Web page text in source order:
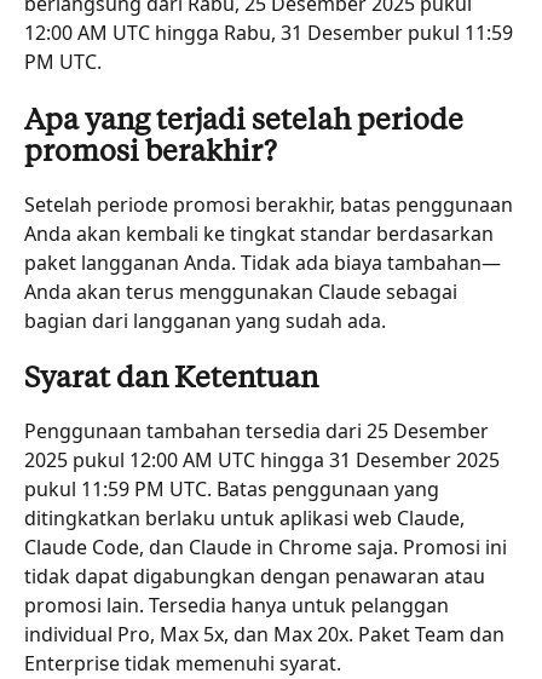
12:00 AM UTC hingga Rabu, 31 Desember pukul 11:59
PM UTC.
Apa yang terjadi setelah periode
promosi berakhir?
Setelah periode promosi berakhir, batas penggunaan
Anda akan kembali ke tingkat standar berdasarkan
paket langganan Anda. Tidak ada biaya tambahan—
Anda akan terus menggunakan Claude sebagai
bagian dari langganan yang sudah ada.
Syarat dan Ketentuan
Penggunaan tambahan tersedia dari 25 Desember
2025 pukul 12:00 AM UTC hingga 31 Desember 2025
pukul 11:59 PM UTC. Batas penggunaan yang
ditingkatkan berlaku untuk aplikasi web Claude,
Claude Code, dan Claude in Chrome saja. Promosi ini
tidak dapat digabungkan dengan penawaran atau
promosi lain. Tersedia hanya untuk pelanggan
individual Pro, Max 5x, dan Max 20x. Paket Team dan
Enterprise tidak memenuhi syarat.